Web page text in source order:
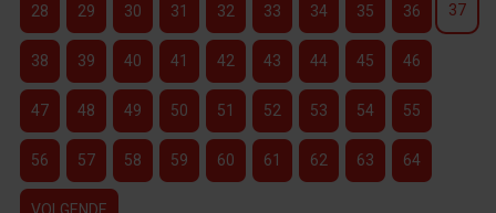
28 29 30 31 32 33 34 35 36 37
38 39 40 41 42 43 44 45 46
47 48 49 50 51 52 53 54 55
56 57 58 59 60 61 62 63 64